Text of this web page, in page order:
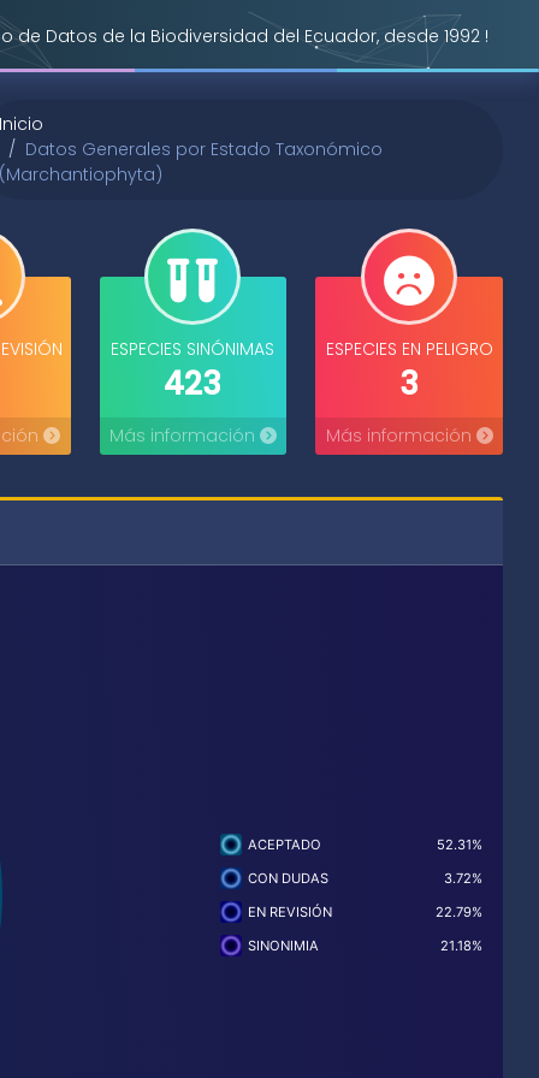
de Datos de la Biodiversidad del Ecuador, desde 1992 !
Inicio
Datos Generales por Estado Taxonómico
(Marchantiophyta)
ESPECIES SINÓNIMAS
423
Más información
ESPECIES EN PELIGRO
3
Más información